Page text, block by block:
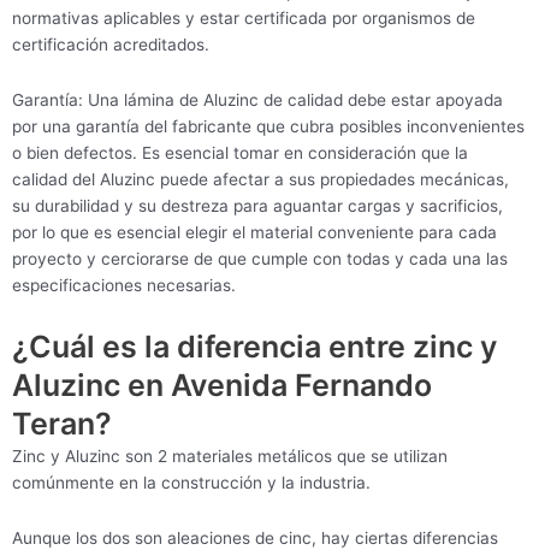
normativas aplicables y estar certificada por organismos de
certificación acreditados.
Garantía: Una lámina de Aluzinc de calidad debe estar apoyada
por una garantía del fabricante que cubra posibles inconvenientes
o bien defectos. Es esencial tomar en consideración que la
calidad del Aluzinc puede afectar a sus propiedades mecánicas,
su durabilidad y su destreza para aguantar cargas y sacrificios,
por lo que es esencial elegir el material conveniente para cada
proyecto y cerciorarse de que cumple con todas y cada una las
especificaciones necesarias.
¿Cuál es la diferencia entre zinc y
Aluzinc en Avenida Fernando
Teran?
Zinc y Aluzinc son 2 materiales metálicos que se utilizan
comúnmente en la construcción y la industria.
Aunque los dos son aleaciones de cinc, hay ciertas diferencias